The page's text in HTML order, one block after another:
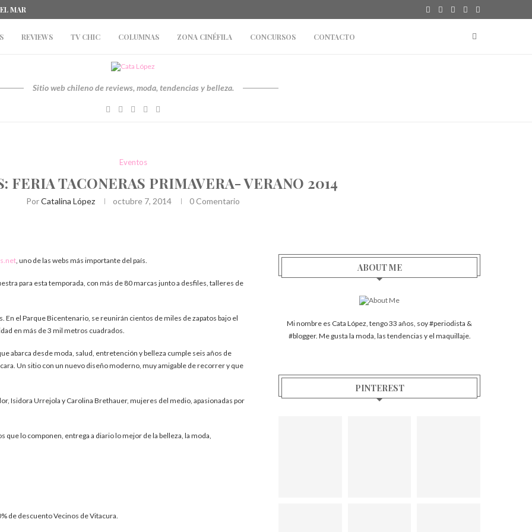
MAR
REVIEWS TV CHIC COLUMNAS ZONA CINÉFILA CONCURSOS CONTACTO
Sitio web chileno de reviews, moda, tendencias y belleza.
Eventos
FERIA TACONERAS PRIMAVERA- VERANO 2014
PorCatalina López octubre 7, 2014 0 Comentario
, uno de las webs más importante del país.
para esta temporada, con más de 80 marcas junto a desfiles, talleres de
En el Parque Bicentenario, se reunirán cientos de miles de zapatos bajo el
en más de 3 mil metros cuadrados.
abarca desde moda, salud, entretención y belleza cumple seis años de
Un sitio con un nuevo diseño moderno, muy amigable de recorrer y que
Isidora Urrejola y Carolina Brethauer, mujeres del medio, apasionadas por
que lo componen, entrega a diario lo mejor de la belleza, la moda,
de descuento Vecinos de Vitacura.
ABOUT ME
Mi nombre es Cata López, tengo 33 años, soy #periodista &
#blogger. Me gusta la moda, las tendencias y el maquillaje.
PINTEREST